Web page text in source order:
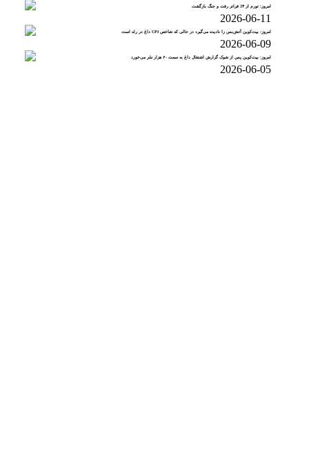
امروز: تورم از ۴٪ فراتر رفت و جنگ بازگشت
2026-06-11
امروز: بیت‌کوین آتش‌بس را نادیده می‌گیرد در حالی که شاخص CPI داغ در راه است
2026-06-09
امروز: بیت‌کوین پس از شوک گزارش اشتغال داغ به سمت ۶۰ هزار سُر می‌خورد
2026-06-05